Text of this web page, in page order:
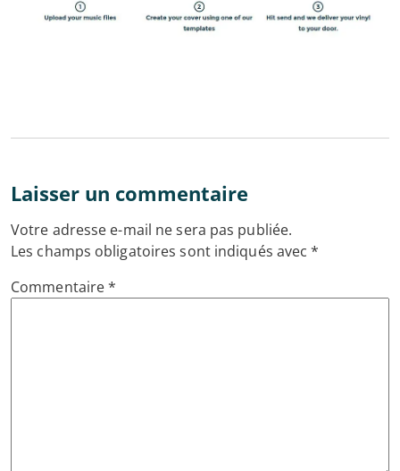
Laisser un commentaire
Votre adresse e-mail ne sera pas publiée.
Les champs obligatoires sont indiqués avec*
Commentaire*